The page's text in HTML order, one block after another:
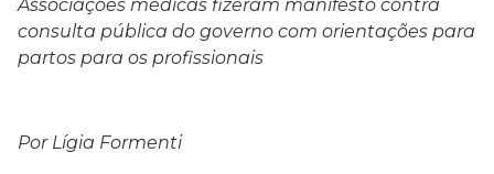
Associações médicas fizeram manifesto contra
consulta pública do governo com orientações para
partos para os profissionais
Por Lígia Formenti